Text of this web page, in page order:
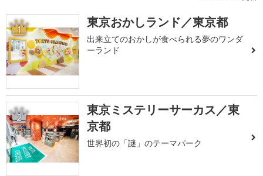
1 東京おかしランド／東京都
出来立てのおかしが食べられる夢のワンダ
ーランド
2
東京ミステリーサーカス／東
京都
世界初の「謎」のテーマパーク